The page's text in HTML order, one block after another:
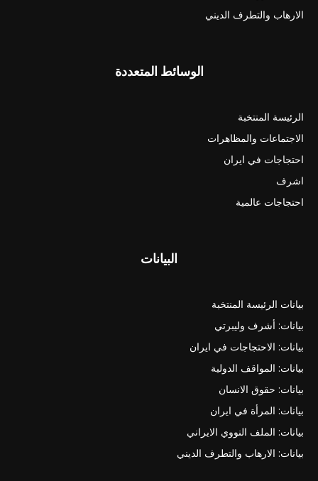
الارهاب والتطرف الديني
الوسائط المتعددة
الرئيسة المنتخبة
الاجتماعات والمظاهرات
احتجاجات في ايران
اشرف
احتجاجات عالمية
البيانات
بيانات الرئيسة المنتخبة
بيانات: أشرف وليبرتي
بيانات: الاحتجاجات في ايران
بيانات: المواقف الدولية
بيانات: حقوق الانسان
بيانات: المرأة في ايران
بيانات: الملف النووي الايراني
بيانات: الارهاب والتطرف الديني